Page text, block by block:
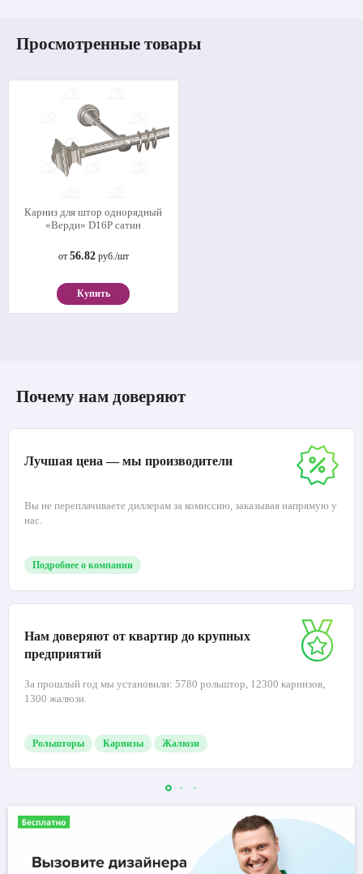
Просмотренные товары
Карниз для штор однорядный
«Верди» D16Р сатин
от 56.82руб./шт
Купить
Почему нам доверяют
Лучшая цена — мы производители
Вы не переплачиваете диллерам за комиссию, заказывая напрямую у
нас.
Подробнее о компании
Нам доверяют от квартир до крупных
предприятий
За прошлый год мы установили: 5780 рольштор, 12300 карнизов,
1300 жалюзи.
Рольшторы Карнизы Жалюзи